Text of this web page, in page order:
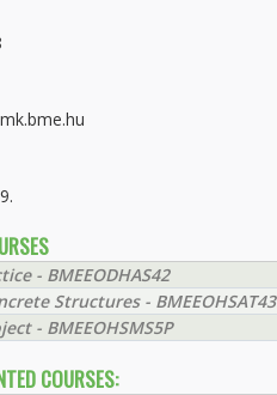
- BMEEODHAS42
Structures - BMEEOHSAT43
- BMEEOHSMS5P
COURSES: